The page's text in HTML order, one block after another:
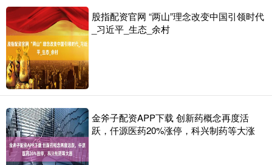
股指配资官网 “两山”理念改变中国引领时代
_习近平_生态_余村
金斧子配资APP下载 创新药概念再度活
跃，仟源医药20%涨停，科兴制药等大涨